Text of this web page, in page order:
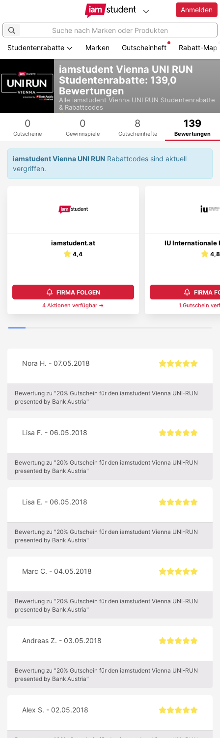
Hauptinhalt
springen
Anmelden
Studentenrabatte Marken Gutscheinheft Rabatt-Map
iamstudent Vienna UNI RUN
Studentenrabatte: 139,0
Bewertungen
Alle iamstudent Vienna UNI RUN Studentenrabatte
& Rabattcodes
0
Gutscheine
0
Gewinnspiele
8
Gutscheinhefte
139
Bewertungen
iamstudent Vienna UNI RUN Rabattcodes sind aktuell
vergriffen.
iamstudent.at
4,4
FIRMA FOLGEN
4 Aktionen verfügbar →
IU Internationale
4,8
FIRMA
1 Gutschein
Nora H. - 07.05.2018
Bewertung zu "20% Gutschein für den iamstudent Vienna UNI-RUN
presented by Bank Austria"
Lisa F. - 06.05.2018
Bewertung zu "20% Gutschein für den iamstudent Vienna UNI-RUN
presented by Bank Austria"
Lisa E. - 06.05.2018
Bewertung zu "20% Gutschein für den iamstudent Vienna UNI-RUN
presented by Bank Austria"
Marc C. - 04.05.2018
Bewertung zu "20% Gutschein für den iamstudent Vienna UNI-RUN
presented by Bank Austria"
Andreas Z. - 03.05.2018
Bewertung zu "20% Gutschein für den iamstudent Vienna UNI-RUN
presented by Bank Austria"
Alex S. - 02.05.2018